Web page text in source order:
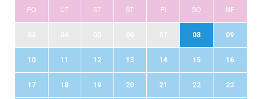
PO UT ST ŠT PI SO NE
08 09
10 11 12 13 14 15 16
17 18 19 20 21 22 23